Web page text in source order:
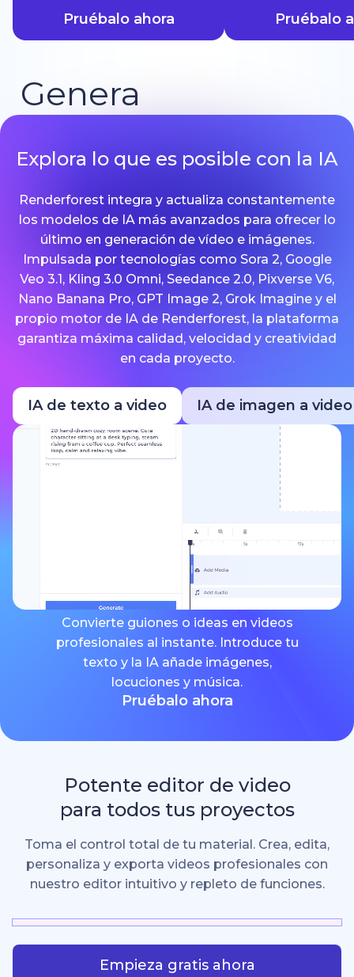
Pruébalo ahora Pruébalo
Genera
Explora lo que es posible con la IA
Renderforest integra y actualiza constantemente
los modelos de IA más avanzados para ofrecer lo
último en generación de vídeo e imágenes.
Impulsada por tecnologías como Sora 2, Google
Veo 3.1, Kling 3.0 Omni, Seedance 2.0, Pixverse V6,
Nano Banana Pro, GPT Image 2, Grok Imagine y el
propio motor de IA de Renderforest, la plataforma
garantiza máxima calidad, velocidad y creatividad
en cada proyecto.
IA de texto a video IA de imagen a video
Convierte guiones o ideas en videos
profesionales al instante. Introduce tu
texto y la IA añade imágenes,
locuciones y música.
Pruébalo ahora
Potente editor de video
para todos tus proyectos
Toma el control total de tu material. Crea, edita,
personaliza y exporta videos profesionales con
nuestro editor intuitivo y repleto de funciones.
Empieza gratis ahora